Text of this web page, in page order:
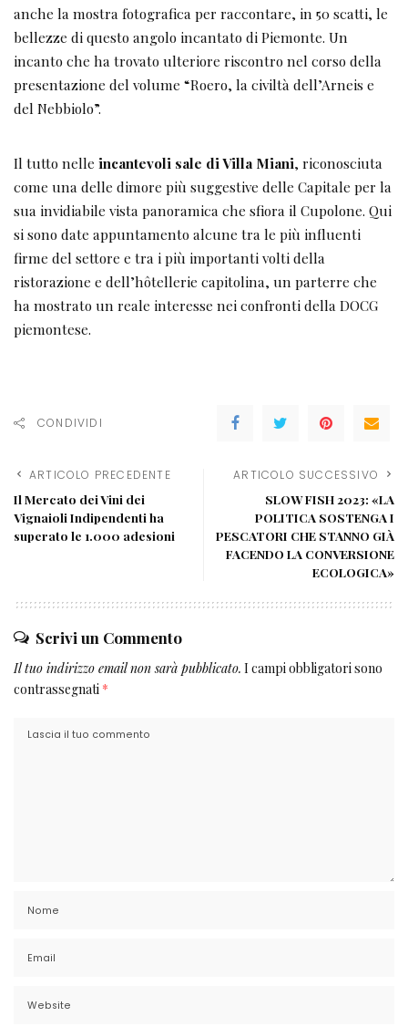
anche la mostra fotografica per raccontare, in 50 scatti, le
bellezze di questo angolo incantato di Piemonte. Un
incanto che ha trovato ulteriore riscontro nel corso della
presentazione del volume “Roero, la civiltà dell’Arneis e
del Nebbiolo”.
Il tutto nelle incantevoli sale di Villa Miani, riconosciuta
come una delle dimore più suggestive delle Capitale per la
sua invidiabile vista panoramica che sfiora il Cupolone. Qui
si sono date appuntamento alcune tra le più influenti
firme del settore e tra i più importanti volti della
ristorazione e dell’hôtellerie capitolina, un parterre che
ha mostrato un reale interesse nei confronti della DOCG
piemontese.
CONDIVIDI
ARTICOLO PRECEDENTE
Il Mercato dei Vini dei
Vignaioli Indipendenti ha
superato le 1.000 adesioni
ARTICOLO SUCCESSIVO
SLOW FISH 2023: «LA
POLITICA SOSTENGA I
PESCATORI CHE STANNO GIÀ
FACENDO LA CONVERSIONE
ECOLOGICA»
Scrivi un Commento
Il tuo indirizzo email non sarà pubblicato. I campi obbligatori sono
contrassegnati *